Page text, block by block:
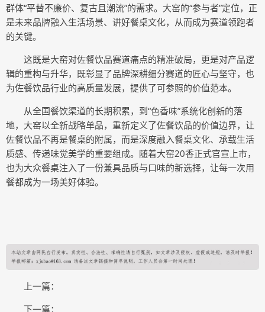
群体“平替不廉价、复古且潮流”的需求。大窑的“参与者”定位，正
是未来品牌融入生活场景、讲好餐桌文化，从而成为赛道领跑者
的关键。
这既是大窑对佐餐饮品赛道痛点的精准破局，更是对产品逻
辑的重构与升华，既彰显了品牌深耕细分赛道的匠心与坚守，也
为佐餐饮品行业的高质量发展，提供了可参照的价值范本。
从全国餐饮渠道的长期积累，到“色香味”系统化创新的落
地，大窑以全新战略单品，重新定义了佐餐饮品的价值边界，让
佐餐饮品不再是餐桌的附属，而是深度融入餐桌文化、承载生活
质感、传递味觉美学的重要组成。随着大窑20香正式官宣上市，
也为大众餐桌注入了一份兼具品质与口味的新选择，让每一次用
餐都成为一场美好体验。
上一篇：
下一篇：